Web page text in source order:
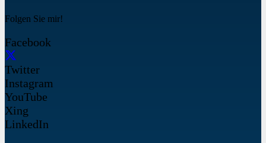
Folgen Sie mir!
Facebook
Twitter
Instagram
YouTube
Xing
LinkedIn